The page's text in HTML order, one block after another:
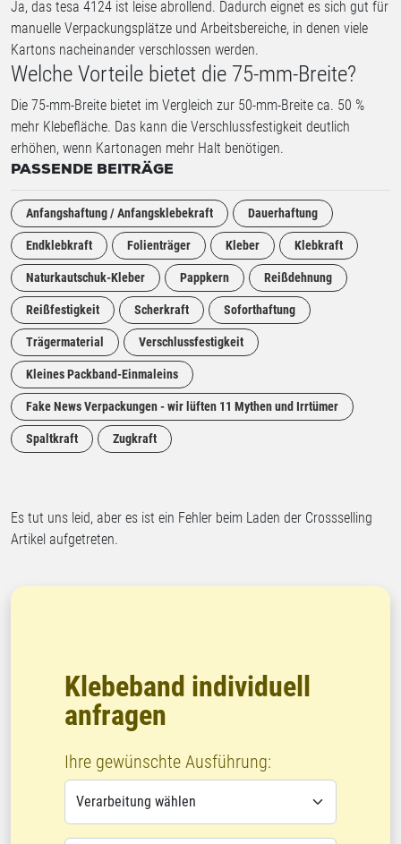
Ja, das tesa 4124 ist leise abrollend. Dadurch eignet es sich gut für
manuelle Verpackungsplätze und Arbeitsbereiche, in denen viele
Kartons nacheinander verschlossen werden.
Welche Vorteile bietet die 75-mm-Breite?
Die 75-mm-Breite bietet im Vergleich zur 50-mm-Breite ca. 50 %
mehr Klebefläche. Das kann die Verschlussfestigkeit deutlich
erhöhen, wenn Kartonagen mehr Halt benötigen.
PASSENDE BEITRÄGE
Anfangshaftung / Anfangsklebekraft Dauerhaftung
Endklebkraft Folienträger Kleber Klebkraft
Naturkautschuk-Kleber Pappkern Reißdehnung
Reißfestigkeit Scherkraft Soforthaftung
Trägermaterial Verschlussfestigkeit
Kleines Packband-Einmaleins
Fake News Verpackungen - wir lüften 11 Mythen und Irrtümer
Spaltkraft Zugkraft
Es tut uns leid, aber es ist ein Fehler beim Laden der Crossselling
Artikel aufgetreten.
Klebeband individuell
anfragen
Ihre gewünschte Ausführung: